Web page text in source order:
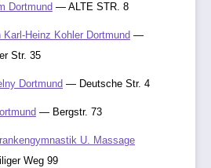
Dortmund — ALTE STR. 8
Karl-Heinz Kohler Dortmund —
Str. 35
Dortmund — Deutsche Str. 4
— Bergstr. 73
U. Massage
Weg 99